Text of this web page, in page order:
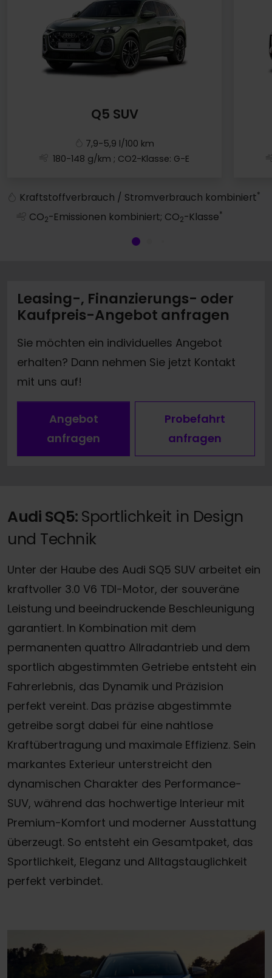
Q5 SUV
7,9-5,9 l/100 km
180-148 g/km ; CO2-Klasse: G-E
Kraftstoffverbrauch / Stromverbrauch kombiniert*
CO2-Emissionen kombiniert; CO2-Klasse*
Leasing-, Finanzierungs- oder
Kaufpreis-Angebot anfragen
Sie möchten ein individuelles Angebot
erhalten? Dann nehmen Sie jetzt Kontakt
mit uns auf!
Angebot
anfragen
Probefahrt
anfragen
Audi SQ5: Sportlichkeit in Design
und Technik
Unter der Haube des Audi SQ5 SUV arbeitet ein
kraftvoller 3.0 V6 TDI-Motor, der souveräne
Leistung und beeindruckende Beschleunigung
garantiert. In Kombination mit dem
permanenten quattro Allradantrieb und dem
sportlich abgestimmten Getriebe entsteht ein
Fahrerlebnis, das Dynamik und Präzision
perfekt vereint. Das präzise abgestimmte
getreibe sorgt dabei für eine nahtlose
Kraftübertragung und maximale Effizienz. Sein
markantes Exterieur unterstreicht den
dynamischen Charakter des Performance-
SUV, während das hochwertige Interieur mit
Premium-Komfort und moderner Ausstattung
überzeugt. So entsteht ein Gesamtpaket, das
Sportlichkeit, Eleganz und Alltagstauglichkeit
perfekt verbindet.